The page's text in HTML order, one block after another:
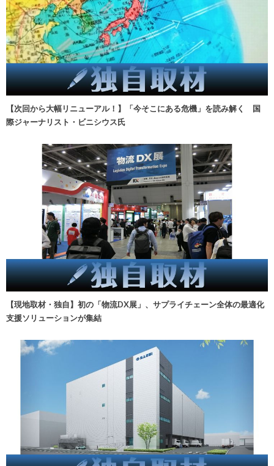
【次回から大幅リニューアル！】「今そこにある危機」を読み解く 国
際ジャーナリスト・ビニシウス氏
【現地取材・独自】初の「物流DX展」、サプライチェーン全体の最適化
支援ソリューションが集結